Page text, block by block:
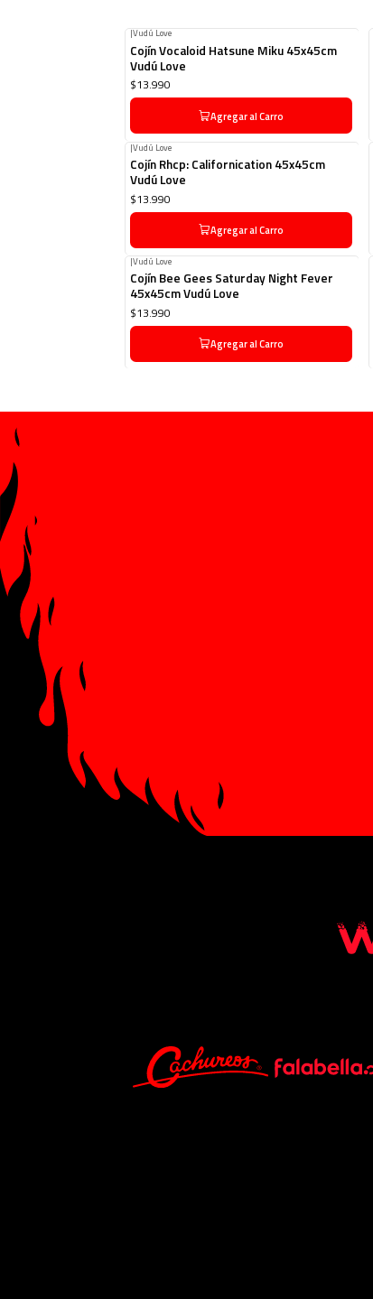
|Vudú Love
Cojín Vocaloid Hatsune Miku 45x45cm
Vudú Love
$13.990
Agregar al Carro
|Vudú Love
Cojín Rhcp: Californication 45x45cm
Vudú Love
$13.990
Agregar al Carro
|Vudú Love
Cojín Bee Gees Saturday Night Fever
45x45cm Vudú Love
$13.990
Agregar al Carro